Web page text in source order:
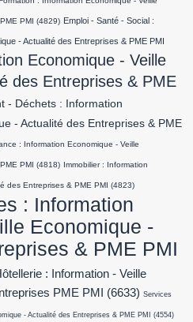
PMI (4829) Emploi - Santé - Social :
- Actualité des Entreprises & PME PMI
Economique - Veille
des Entreprises & PME
- Déchets : Information
- Actualité des Entreprises & PME
: Information Economique - Veille
PMI (4818) Immobilier : Information
des Entreprises & PME PMI (4823)
: Information
Economique -
& PME PMI
: Information - Veille
PME PMI
(6633) Services
- Actualité des Entreprises & PME PMI (4554)